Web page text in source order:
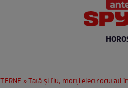
» Tată și fiu, morți electrocutați într-o piscină, în Cârța, județul